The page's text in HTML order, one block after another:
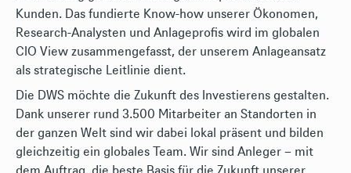
Kunden. Das fundierte Know-how unserer Ökonomen,
Research-Analysten und Anlageprofis wird im globalen
CIO View zusammengefasst, der unserem Anlageansatz
als strategische Leitlinie dient.
Die DWS möchte die Zukunft des Investierens gestalten.
Dank unserer rund 3.500 Mitarbeiter an Standorten in
der ganzen Welt sind wir dabei lokal präsent und bilden
gleichzeitig ein globales Team. Wir sind Anleger – mit